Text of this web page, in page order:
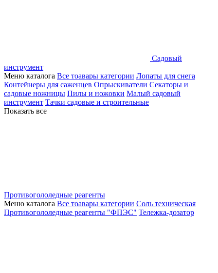
Садовый
инструмент
Меню каталога Все тоавары категории Лопаты для снега
Контейнеры для саженцев Опрыскиватели Секаторы и
садовые ножницы Пилы и ножовки Малый садовый
инструмент Тачки садовые и строительные
Показать все
Противогололедные реагенты
Меню каталога Все тоавары категории Соль техническая
Противогололедные реагенты "ФПЭС" Тележка-дозатор